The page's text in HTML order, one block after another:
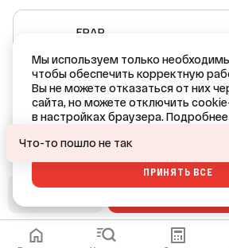
характеристики: - Диаметр клапана: 63 мм. - Диаметр
резьбы: 1 1/4 дюйма. - Наличие
нажатия: «Клик-клак». - Цвет крышки и
Материал крышки и корпуса: латунь. -
уплотнителей: да. - Материал
Преимущества: - Прочность и долговечность благодаря
использованию латуни. - Элегантный
подойдёт к любому интерьеру. -
использования благодаря механизму
- Наличие перелива обеспечивает
Предназначен для монтажа на умывальник.
донный клапан F62-5 FRAP, вы
надёжный продукт, который
FRAP
КИТАЙ — родина бренда
КИТАЙ — страна производства
Ваш город — Краснодар?
Мы используем только
чтобы обеспечить корректную
Вы не можете отказаться от них
сайта, но можете отключить
в настройках браузера.
ПРИНЯТЬ ВСЕ
Что-то пошло не так